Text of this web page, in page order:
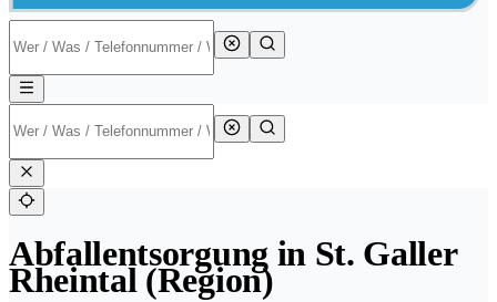
Abfallentsorgung in St. Galler
Rheintal (Region)